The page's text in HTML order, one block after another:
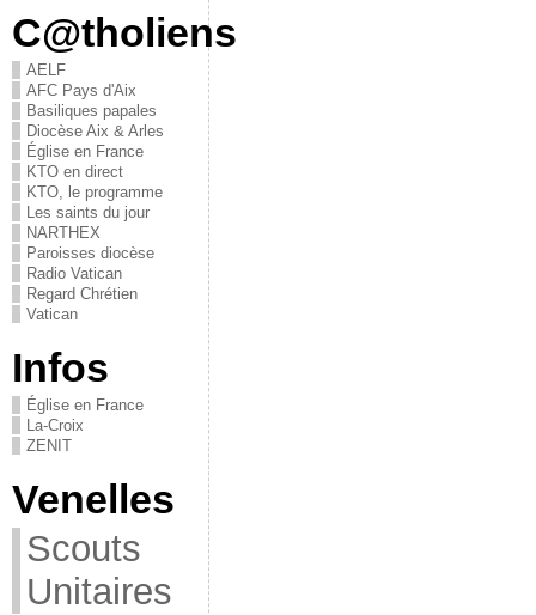
C@tholiens
AELF
AFC Pays d'Aix
Basiliques papales
Diocèse Aix & Arles
Église en France
KTO en direct
KTO, le programme
Les saints du jour
NARTHEX
Paroisses diocèse
Radio Vatican
Regard Chrétien
Vatican
Infos
Église en France
La-Croix
ZENIT
Venelles
Scouts
Unitaires